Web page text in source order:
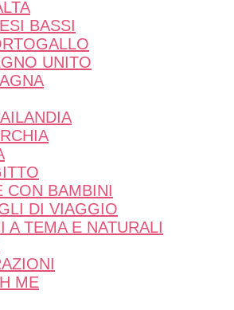
BASSI
UNITO
CON BAMBINI
DI VIAGGIO
A TEMA E NATURALI
ME